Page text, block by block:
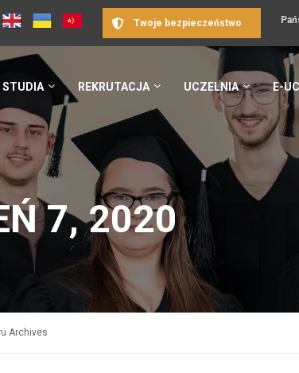
Twoje bezpieczeństwo
STUDIA REKRUTACJA UCZELNIA E-
7, 2020
Archives